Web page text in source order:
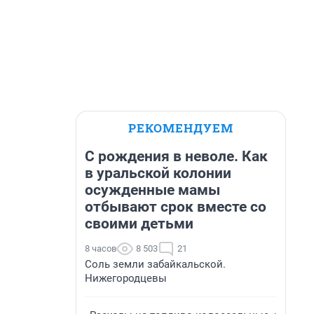
РЕКОМЕНДУЕМ
С рождения в неволе. Как
в уральской колонии
осужденные мамы
отбывают срок вместе со
своими детьми
8 часов 8 503 21
Соль земли забайкальской.
Нижегородцевы